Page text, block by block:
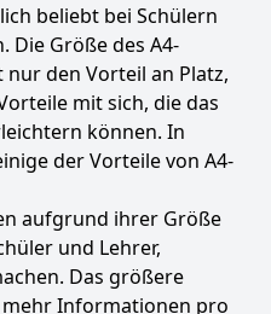
beliebt bei Schülern
Die Größe des A4-
den Vorteil an Platz,
mit sich, die das
können. In
der Vorteile von A4-
aufgrund ihrer Größe
und Lehrer,
Das größere
Informationen pro